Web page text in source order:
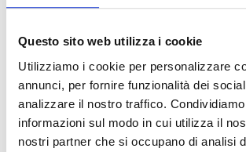
Questo sito web utilizza i cookie
Utilizziamo i cookie per personalizzare
annunci, per fornire funzionalità dei
analizzare il nostro traffico.
informazioni sul modo in cui utilizza il
nostri partner che si occupano di analisi
domandea scelta in base alle proprie
dell’emanazione del bando beneficiano
sostegno da parte della Fondazione.
Entità del contributo